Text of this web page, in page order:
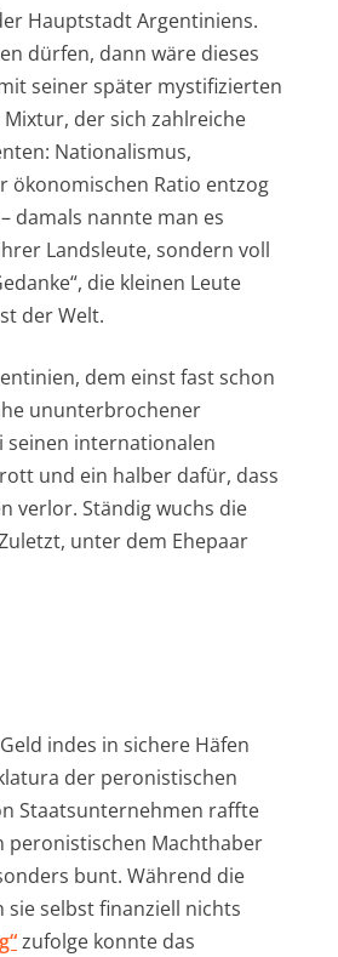
Hauptstadt Argentiniens.
dürfen, dann wäre dieses
seiner später mystifizierten
Mixtur, der sich zahlreiche
Nationalismus,
ökonomischen Ratio entzog
damals nannte man es
Landsleute, sondern voll
die kleinen Leute
der Welt.
dem einst fast schon
ununterbrochener
internationalen
und ein halber dafür, dass
verlor. Ständig wuchs die
unter dem Ehepaar
indes in sichere Häfen
der peronistischen
Staatsunternehmen raffte
peronistischen Machthaber
bunt. Während die
selbst finanziell nichts
zufolge konnte das